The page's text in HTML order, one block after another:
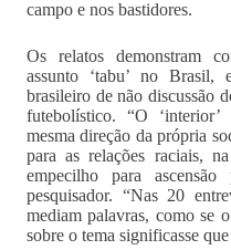
campo e nos bastidores.
Os relatos demonstram
assunto ‘tabu’ no Brasil,
brasileiro de não discussão
futebolístico. “O
mesma direção da própria
para as relações raciais,
empecilho para ascensão
pesquisador. “Nas 20
mediam palavras, como se
sobre o tema significasse